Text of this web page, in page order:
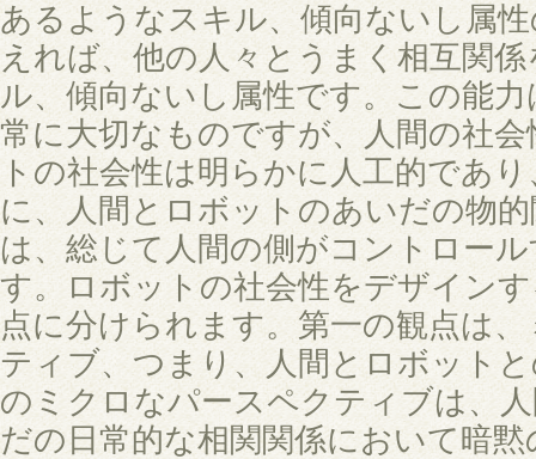
あるようなスキル、傾向ないし属
えれば、他の人々とうまく相互関
ル、傾向ないし属性です。この能
常に大切なものですが、人間の社
トの社会性は明らかに人工的であ
に、人間とロボットのあいだの物
は、総じて人間の側がコントロー
す。ロボットの社会性をデザイン
点に分けられます。第一の観点は
ティブ、つまり、人間とロボット
のミクロなパースペクティブは、
だの日常的な相関関係において暗